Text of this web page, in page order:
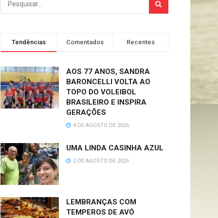
Tendências Comentados Recentes
AOS 77 ANOS, SANDRA
BARONCELLI VOLTA AO
TOPO DO VOLEIBOL
BRASILEIRO E INSPIRA
GERAÇÕES
4 DE AGOSTO DE 2026
UMA LINDA CASINHA AZUL
2 DE AGOSTO DE 2026
LEMBRANÇAS COM
TEMPEROS DE AVÓ